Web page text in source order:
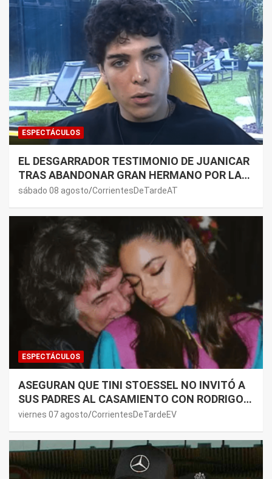
ESPECTÁCULOS
EL DESGARRADOR TESTIMONIO DE JUANICAR
TRAS ABANDONAR GRAN HERMANO POR LA
SALUD DE SU MAMÁ.
sábado 08 agosto CorrientesDeTardeAT
ESPECTÁCULOS
ASEGURAN QUE TINI STOESSEL NO INVITÓ A
SUS PADRES AL CASAMIENTO CON RODRIGO
DE PAUL: LOS MOTIVOS
viernes 07 agosto CorrientesDeTardeEV